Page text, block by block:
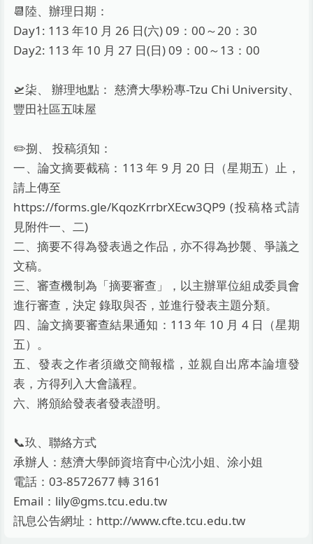
📆陸、辦理日期：
Day1: 113 年10 月 26 日(六) 09：00～20：30
Day2: 113 年 10 月 27 日(日) 09：00～13：00
🛫柒、 辦理地點： 慈濟大學粉專-Tzu Chi University、
豐田社區五味屋
✏️捌、 投稿須知：
一、論文摘要截稿：113 年 9 月 20 日（星期五）止，
請上傳至
https://forms.gle/KqozKrrbrXEcw3QP9 (投稿格式請
見附件一、二)
二、摘要不得為發表過之作品，亦不得為抄襲、爭議之
文稿。
三、審查機制為「摘要審查」，以主辦單位組成委員會
進行審查，決定 錄取與否，並進行發表主題分類。
四、論文摘要審查結果通知：113 年 10 月 4 日（星期
五）。
五、發表之作者須繳交簡報檔，並親自出席本論壇發
表，方得列入大會議程。
六、將頒給發表者發表證明。
📞玖、聯絡方式
承辦人：慈濟大學師資培育中心沈小姐、涂小姐
電話：03-8572677 轉 3161
Email：lily@gms.tcu.edu.tw
訊息公告網址：http://www.cfte.tcu.edu.tw